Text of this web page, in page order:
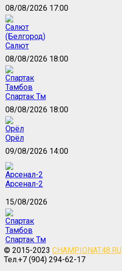
08/08/2026 17:00
Салют
08/08/2026 18:00
Спартак Тм
08/08/2026 18:00
Орёл
09/08/2026 14:00
Арсенал-2
15/08/2026
Спартак Тм
© 2015-2023 CHAMPIONAT48.RU
Тел.+7 (904) 294-62-17